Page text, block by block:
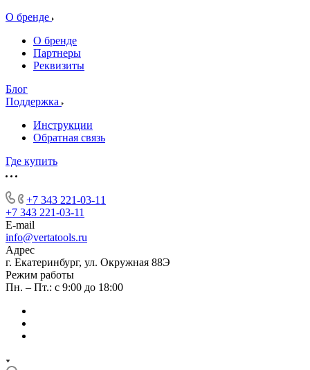
О бренде
О бренде
Партнеры
Реквизиты
Блог
Поддержка
Инструкции
Обратная связь
Где купить
+7 343 221-03-11
+7 343 221-03-11
E-mail
info@vertatools.ru
Адрес
г. Екатеринбург, ул. Окружная 88Э
Режим работы
Пн. – Пт.: с 9:00 до 18:00